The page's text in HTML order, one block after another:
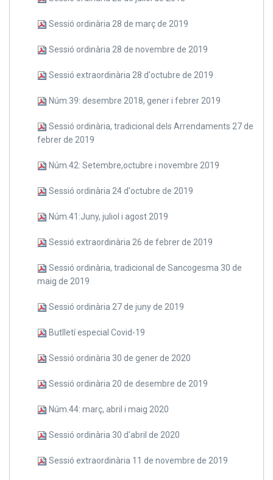
Sessió ordinària 28 de març de 2019
Sessió ordinària 28 de novembre de 2019
Sessió extraordinària 28 d'octubre de 2019
Núm.39: desembre 2018, gener i febrer 2019
Sessió ordinària, tradicional dels Arrendaments 27 de
febrer de 2019
Núm.42: Setembre,octubre i novembre 2019
Sessió ordinària 24 d'octubre de 2019
Núm.41:Juny, juliol i agost 2019
Sessió extraordinària 26 de febrer de 2019
Sessió ordinària, tradicional de Sancogesma 30 de
maig de 2019
Sessió ordinària 27 de juny de 2019
Butlletí especial Covid-19
Sessió ordinària 30 de gener de 2020
Sessió ordinària 20 de desembre de 2019
Núm.44: març, abril i maig 2020
Sessió ordinària 30 d'abril de 2020
Sessió extraordinària 11 de novembre de 2019